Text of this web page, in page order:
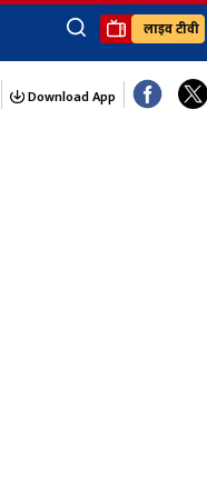
न्यूज Youtube
लाइव टीवी
Download App